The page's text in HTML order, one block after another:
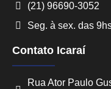
(21) 96690-3052
Seg. à sex. das
Contato Icaraí
Rua Ator Paulo